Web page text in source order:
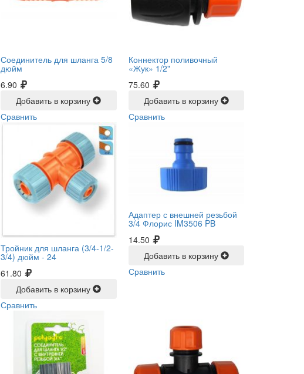
Соединитель для шланга 5/8
дюйм
6.90
Добавить в корзину
Сравнить
Коннектор поливочный
«Жук» 1/2"
75.60
Добавить в корзину
Сравнить
Тройник для шланга (3/4-1/2-
3/4) дюйм - 24
61.80
Добавить в корзину
Сравнить
Адаптер с внешней резьбой
3/4 Флорис IM3506 PB
14.50
Добавить в корзину
Сравнить